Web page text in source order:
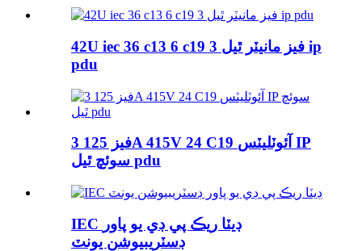
42U iec 36 c13 6 c19 3 فيز مانيٽر ٿيل ip
pdu
3 فيز 125A 415V 24 C19 آئوٽليٽس IP
سوئچ ٿيل pdu
IEC ڊيٽا ريڪ پي ڊي يو پاور
ڊسٽريبيوشن يونٽ